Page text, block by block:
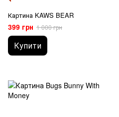
Картина KAWS BEAR
399 грн 1 000 грн
Купити